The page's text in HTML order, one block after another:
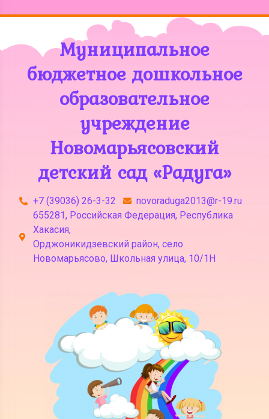
Муниципальное
бюджетное дошкольное
образовательное
учреждение
Новомарьясовский
детский сад «Радуга»
+7 (39036) 26-3-32
novoraduga2013@r-19.ru
655281, Российская Федерация, Республика
Хакасия,
Орджоникидзевский район, село
Новомарьясово, Школьная улица, 10/1Н